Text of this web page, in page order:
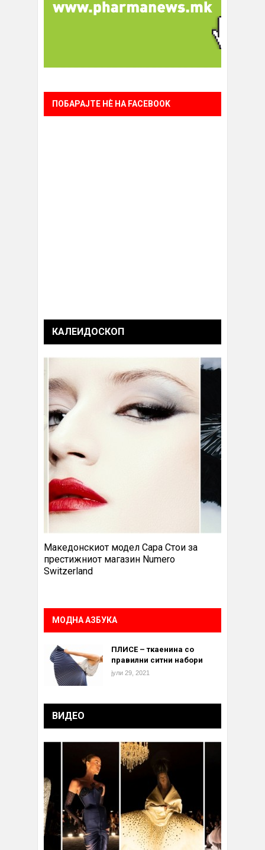
ПОБАРАЈТЕ НÈ НА FACEBOOK
КАЛЕИДОСКОП
Македонскиот модел Сара Стои за
престижниот магазин Numero
Switzerland
МОДНА АЗБУКА
ПЛИСЕ – ткаенина со
правилни ситни набори
јули 29, 2021
ВИДЕО